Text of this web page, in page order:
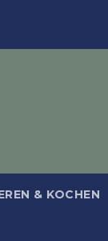
& KOCHEN